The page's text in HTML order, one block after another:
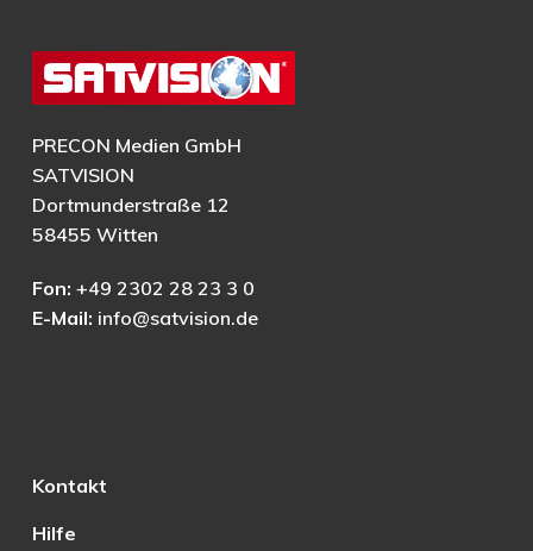
PRECON Medien GmbH
SATVISION
Dortmunderstraße 12
58455 Witten
Fon: +49 2302 28 23 3 0
E-Mail: info@satvision.de
Kontakt
Hilfe